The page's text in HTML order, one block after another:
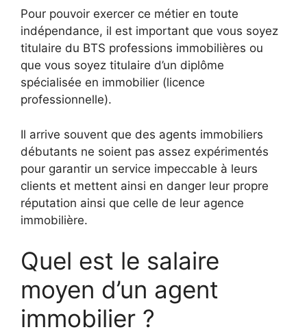
Pour pouvoir exercer ce métier en toute
indépendance, il est important que vous soyez
titulaire du BTS professions immobilières ou
que vous soyez titulaire d’un diplôme
spécialisée en immobilier (licence
professionnelle).
Il arrive souvent que des agents immobiliers
débutants ne soient pas assez expérimentés
pour garantir un service impeccable à leurs
clients et mettent ainsi en danger leur propre
réputation ainsi que celle de leur agence
immobilière.
Quel est le salaire
moyen d’un agent
immobilier ?